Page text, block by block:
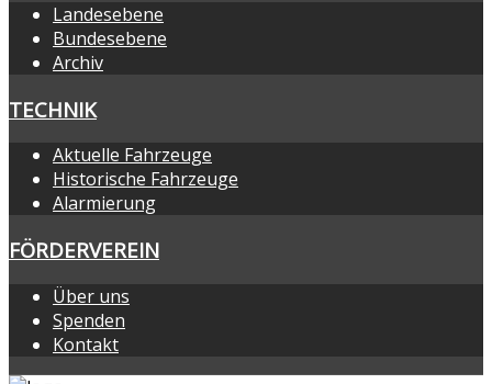
Landesebene
Bundesebene
Archiv
TECHNIK
Aktuelle Fahrzeuge
Historische Fahrzeuge
Alarmierung
FÖRDERVEREIN
Über uns
Spenden
Kontakt